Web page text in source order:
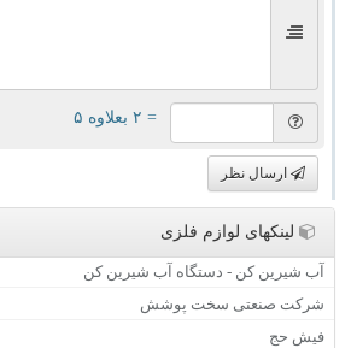
= ۲ بعلاوه ۵
ارسال نظر
لینکهای لوازم فلزی
آب شیرین کن - دستگاه آب شیرین کن
شرکت صنعتی سخت پوشش
فیش حج